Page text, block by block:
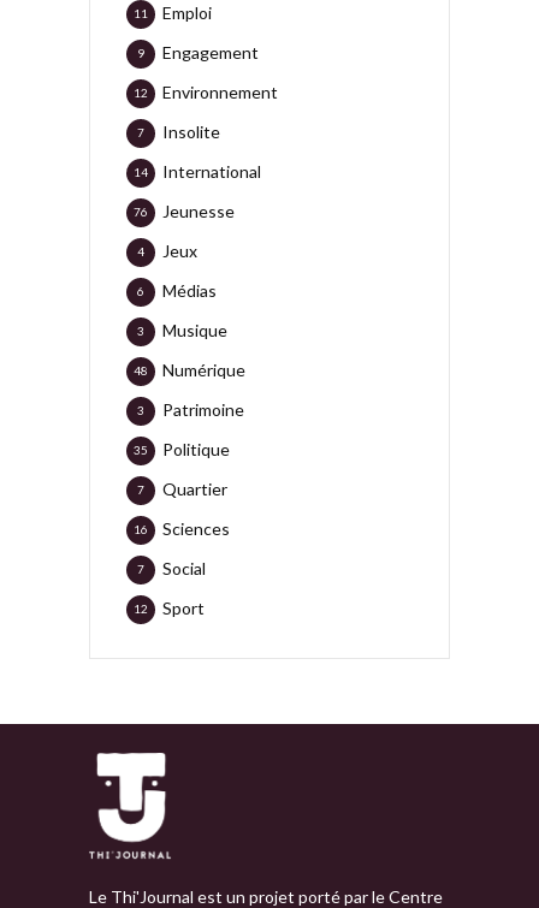
Emploi
11
Engagement
9
Environnement
12
Insolite
7
International
14
Jeunesse
76
Jeux
4
Médias
6
Musique
3
Numérique
48
Patrimoine
3
Politique
35
Quartier
7
Sciences
16
Social
7
Sport
12
Le Thi'Journal est un projet porté par le Centre